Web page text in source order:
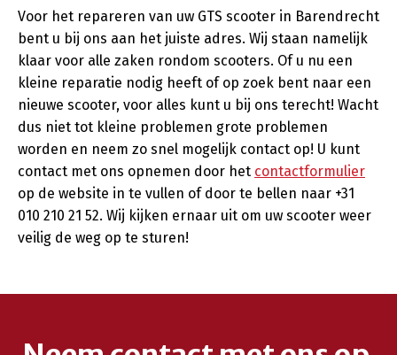
Voor het repareren van uw GTS scooter in Barendrecht
bent u bij ons aan het juiste adres. Wij staan namelijk
klaar voor alle zaken rondom scooters. Of u nu een
kleine reparatie nodig heeft of op zoek bent naar een
nieuwe scooter, voor alles kunt u bij ons terecht! Wacht
dus niet tot kleine problemen grote problemen
worden en neem zo snel mogelijk contact op! U kunt
contact met ons opnemen door het contactformulier
op de website in te vullen of door te bellen naar +31
010 210 21 52. Wij kijken ernaar uit om uw scooter weer
veilig de weg op te sturen!